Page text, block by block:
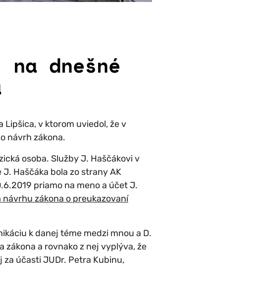
dnešné
Lipšica, v ktorom uviedol, že v
návrh zákona.
osoba. Služby J. Haščákovi v
Haščáka bola zo strany AK
priamo na meno a účet J.
návrhu zákona o preukazovaní
k danej téme medzi mnou a D.
zákona a rovnako z nej vyplýva, že
účasti JUDr. Petra Kubinu,